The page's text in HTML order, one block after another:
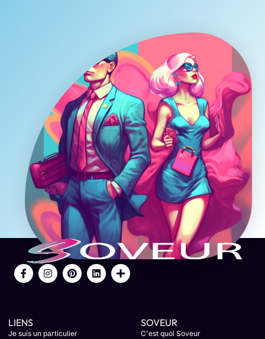
LIENS
Je suis un particulier
SOVEUR
C'est quoi Soveur